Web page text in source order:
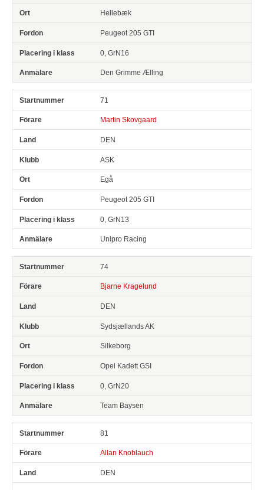
Hellebæk
Peugeot 205 GTI
0, GrN16
Den Grimme Ælling
71
Martin Skovgaard
DEN
ASK
Egå
Peugeot 205 GTI
0, GrN13
Unipro Racing
74
Bjarne Kragelund
DEN
Sydsjællands AK
Silkeborg
Opel Kadett GSI
0, GrN20
Team Baysen
81
Allan Knoblauch
DEN